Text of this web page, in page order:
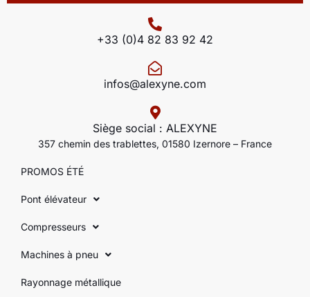
+33 (0)4 82 83 92 42
infos@alexyne.com
Siège social : ALEXYNE
357 chemin des trablettes, 01580 Izernore – France
PROMOS ÉTÉ
Pont élévateur
Compresseurs
Machines à pneu
Rayonnage métallique